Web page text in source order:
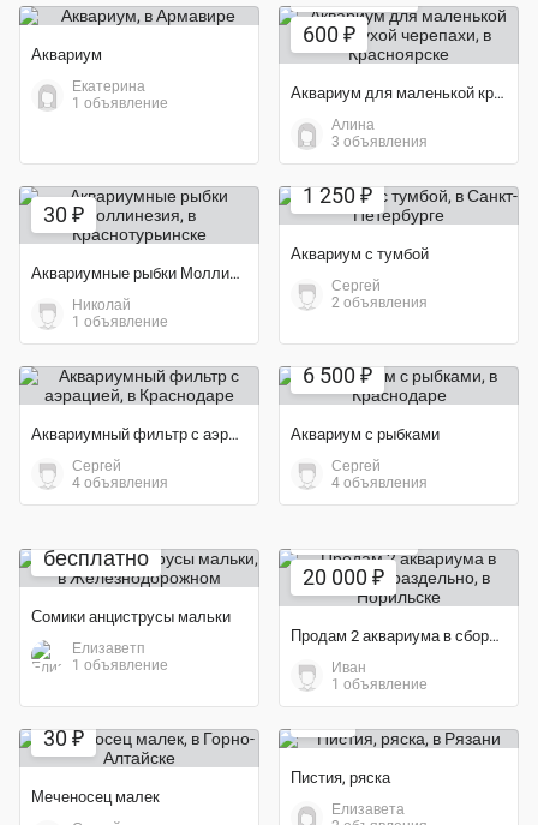
Аквариум
Екатерина
1 объявление
600 ₽
Аквариум для маленькой красноухой черепахи
Алина
3 объявления
30 ₽
Аквариумные рыбки Моллинезия
Николай
1 объявление
1 250 ₽
Аквариум с тумбой
Сергей
2 объявления
Аквариумный фильтр с аэрацией
Сергей
4 объявления
6 500 ₽
Аквариум с рыбками
Сергей
4 объявления
бесплатно
Сомики анциструсы мальки
Елизаветп
1 объявление
20 000 ₽
Продам 2 аквариума в сборе или раздельно
Иван
1 объявление
30 ₽
Меченосец малек
Пистия, ряска
Елизавета